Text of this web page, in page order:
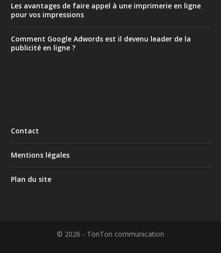
Les avantages de faire appel à une imprimerie en ligne
pour vos impressions
Comment Google Adwords est il devenu leader de la
publicité en ligne ?
Contact
Mentions légales
Plan du site
© 2026 - TonTon communication